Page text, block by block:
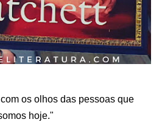
os olhos das pessoas que
hoje."